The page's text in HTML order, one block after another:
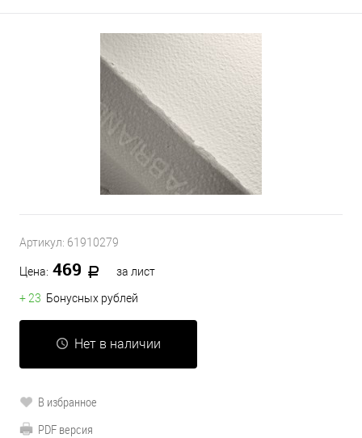
Артикул: 61910279
Цена: 469 за лист
+ 23 Бонусных рублей
Нет в наличии
В избранное
PDF версия